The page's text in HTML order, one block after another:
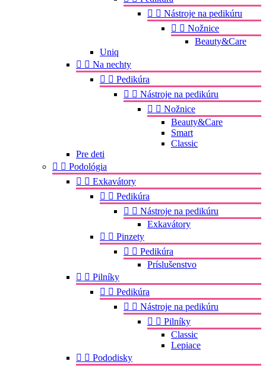
  Nástroje na pedikúru
  Nožnice
Beauty&Care
Uniq
  Na nechty
  Pedikúra
  Nástroje na pedikúru
  Nožnice
Beauty&Care
Smart
Classic
Pre deti
  Podológia
  Exkavátory
  Pedikúra
  Nástroje na pedikúru
Exkavátory
  Pinzety
  Pedikúra
Príslušenstvo
  Pilníky
  Pedikúra
  Nástroje na pedikúru
  Pilníky
Classic
Lepiace
  Pododisky